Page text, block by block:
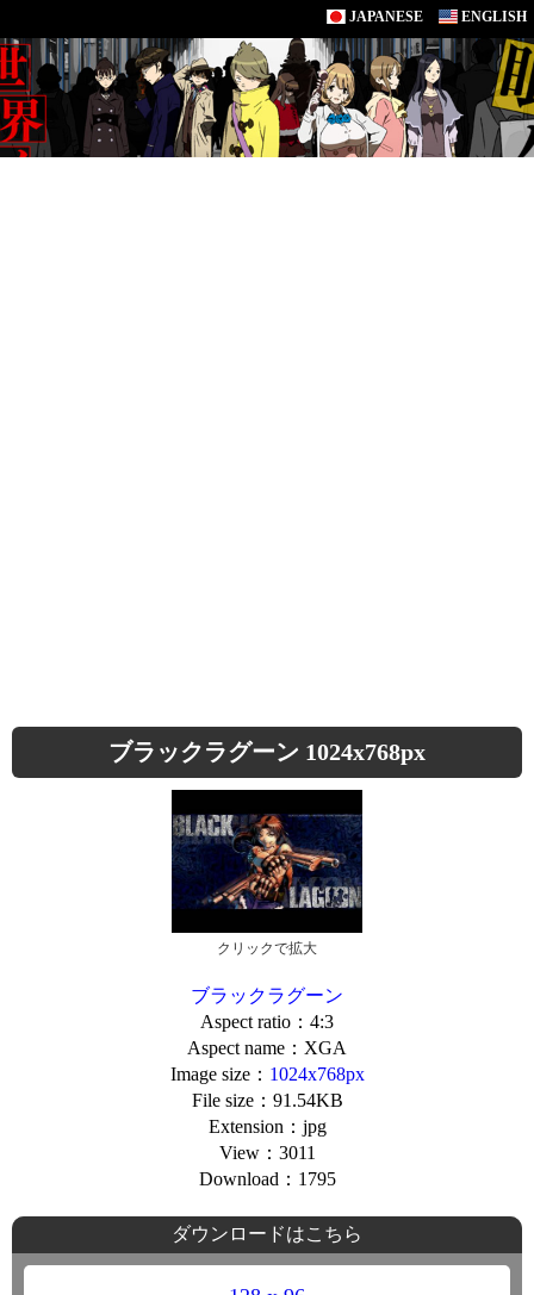
JAPANESE ENGLISH
ブラックラグーン 1024x768px
クリックで拡大
ブラックラグーン
Aspect ratio：4:3
Aspect name：XGA
Image size： 1024x768px
File size：91.54KB
Extension：jpg
View：3011
Download：1795
ダウンロードはこちら